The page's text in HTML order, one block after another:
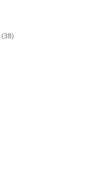
(38)